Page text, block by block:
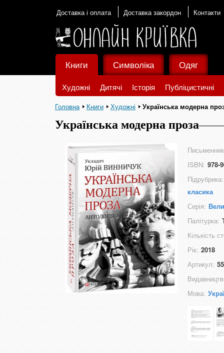
Доставка і оплата Доставка закордон Контакти
Книги
Художні Дитячі Історія Публіцистичні
Символіка Одяг
Головна Книги Художні Українська модерна
Українська модерна проза
ISBN: 978-
Підрубрика:
класика
Серія:
Палітурка:
Кількість
Рік: 2018
Артикул:
Мова: